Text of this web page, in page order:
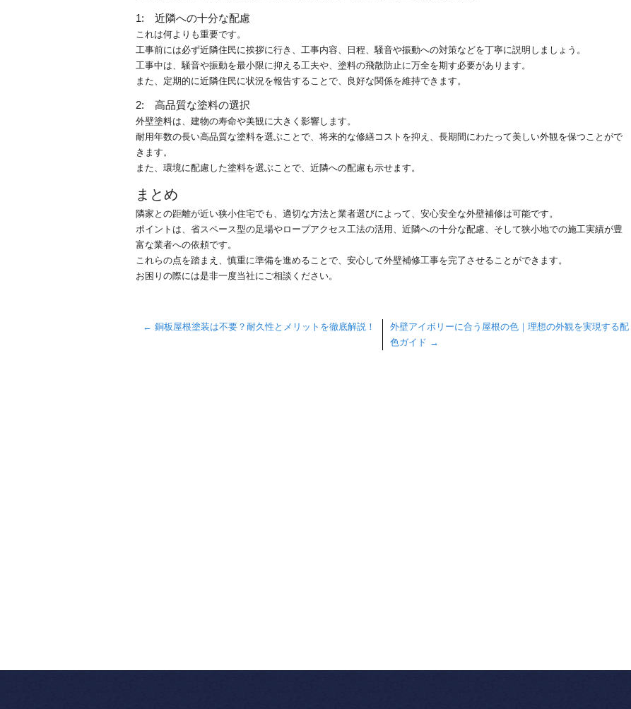
1: 近隣への十分な配慮
これは何よりも重要です。
工事前には必ず近隣住民に挨拶に行き、工事内容、日程、騒音や振動への対策などを丁寧に説明しましょう。
工事中は、騒音や振動を最小限に抑える工夫や、塗料の飛散防止に万全を期す必要があります。
また、定期的に近隣住民に状況を報告することで、良好な関係を維持できます。
2: 高品質な塗料の選択
外壁塗料は、建物の寿命や美観に大きく影響します。
耐用年数の長い高品質な塗料を選ぶことで、将来的な修繕コストを抑え、長期間にわたって美しい外観を保つことがで
きます。
また、環境に配慮した塗料を選ぶことで、近隣への配慮も示せます。
まとめ
隣家との距離が近い狭小住宅でも、適切な方法と業者選びによって、安心安全な外壁補修は可能です。
ポイントは、省スペース型の足場やロープアクセス工法の活用、近隣への十分な配慮、そして狭小地での施工実績が豊
富な業者への依頼です。
これらの点を踏まえ、慎重に準備を進めることで、安心して外壁補修工事を完了させることができます。
お困りの際には是非一度当社にご相談ください。
← 銅板屋根塗装は不要？耐久性とメリットを徹底解説！
外壁アイボリーに合う屋根の色｜理想の外観を実現する配
色ガイド →